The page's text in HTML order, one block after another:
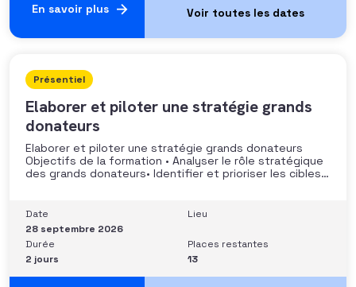
En savoir plus
Présentiel
Elaborer et piloter une stratégie grands
donateurs
Elaborer et piloter une stratégie grands donateurs
Objectifs de la formation • Analyser le rôle stratégique
des grands donateurs• Identifier et prioriser les cibles à
parties prenantes• Construire un argumentaire
personnalisé et piloter le parcours
Date
28 septembre 2026
Lieu
Durée
2 jours
Places restantes
13